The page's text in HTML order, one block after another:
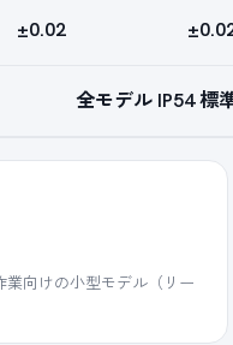
±0.02
全モデル IP54 標
向けの小型モデル（リー